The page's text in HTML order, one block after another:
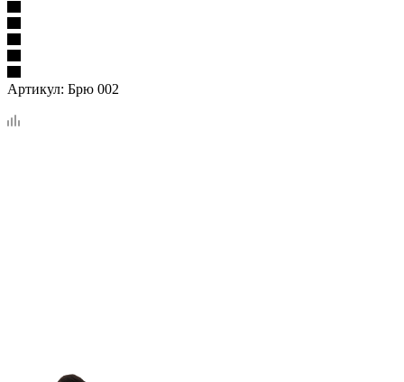
Артикул: Брю 002